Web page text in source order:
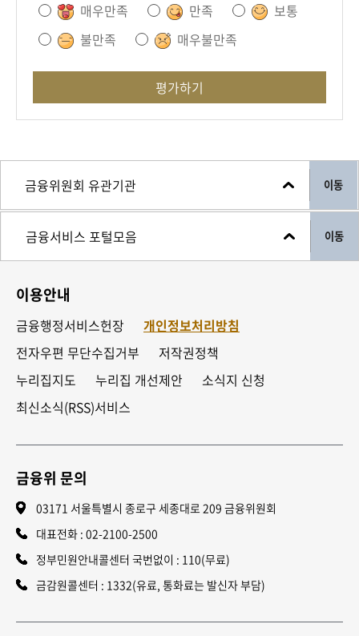
매우만족
만족
보통
불만족
매우불만족
평가하기
이동
이동
이용안내
금융행정서비스헌장
개인정보처리방침
전자우편 무단수집거부
저작권정책
누리집지도
누리집 개선제안
소식지 신청
최신소식(RSS)서비스
금융위 문의
03171 서울특별시 종로구 세종대로 209 금융위원회
대표전화 : 02-2100-2500
정부민원안내콜센터 국번없이 : 110(무료)
금감원콜센터 : 1332(유료, 통화료는 발신자 부담)